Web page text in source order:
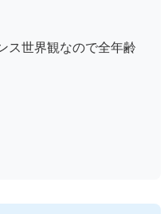
ス世界観なので全年齢